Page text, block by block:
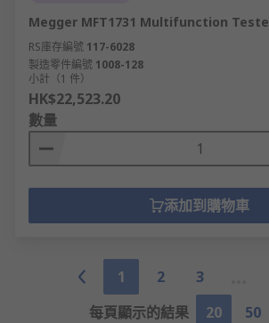
Megger MFT1731 Multifunction
RS庫存編號 117-6028
製造零件編號 1008-128
小計（1 件）
HK$22,523.20
數量
添加到購物車
1 2 3
每頁顯示的結果
20 50